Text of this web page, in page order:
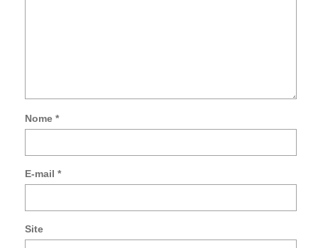
Nome *
E-mail *
Site